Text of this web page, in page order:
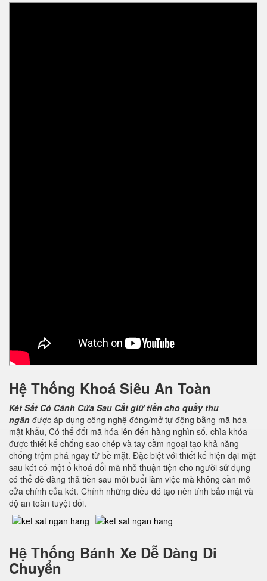
Hệ Thống Khoá Siêu An Toàn
Két Sắt Có Cánh Cửa Sau Cất giữ tiền cho quầy thu
ngân được áp dụng công nghệ đóng/mở tự động bằng mã hóa
mật khẩu, Có thể đổi mã hóa lên đến hàng nghìn số, chìa khóa
được thiết kế chống sao chép và tay cầm ngoại tạo khả năng
chống trộm phá ngay từ bề mặt. Đặc biệt với thiết kế hiện đại mặt
sau két có một ổ khoá đổi mã nhỏ thuận tiện cho người sử dụng
có thể dễ dàng thả tiền sau mỗi buổi làm việc mà không cần mở
cửa chính của két. Chính những điều đó tạo nên tính bảo mật và
độ an toàn tuyệt đối.
Hệ Thống Bánh Xe Dễ Dàng Di
Chuyển